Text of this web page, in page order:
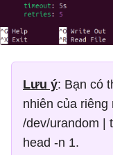
Lưu ý: Bạn có
nhiên của
/dev/urandom |
head -n 1.